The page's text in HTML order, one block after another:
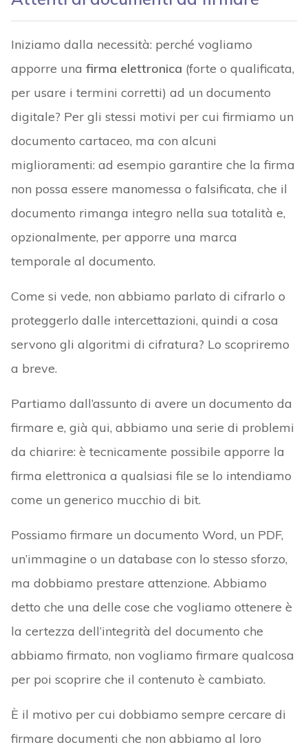
Iniziamo dalla necessità: perché vogliamo
apporre una firma elettronica (forte o qualificata,
per usare i termini corretti) ad un documento
digitale? Per gli stessi motivi per cui firmiamo un
documento cartaceo, ma con alcuni
miglioramenti: ad esempio garantire che la firma
non possa essere manomessa o falsificata, che il
documento rimanga integro nella sua totalità e,
opzionalmente, per apporre una marca
temporale al documento.
Come si vede, non abbiamo parlato di cifrarlo o
proteggerlo dalle intercettazioni, quindi a cosa
servono gli algoritmi di cifratura? Lo scopriremo
a breve.
Partiamo dall’assunto di avere un documento da
firmare e, già qui, abbiamo una serie di problemi
da chiarire: è tecnicamente possibile apporre la
firma elettronica a qualsiasi file se lo intendiamo
come un generico mucchio di bit.
Possiamo firmare un documento Word, un PDF,
un’immagine o un database con lo stesso sforzo,
ma dobbiamo prestare attenzione. Abbiamo
detto che una delle cose che vogliamo ottenere è
la certezza dell’integrità del documento che
abbiamo firmato, non vogliamo firmare qualcosa
per poi scoprire che il contenuto è cambiato.
È il motivo per cui dobbiamo sempre cercare di
firmare documenti che non abbiamo al loro